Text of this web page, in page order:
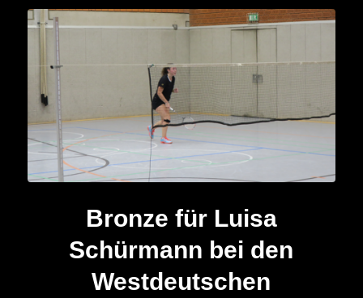
Bronze für Luisa
Schürmann bei den
Westdeutschen